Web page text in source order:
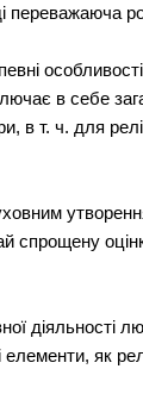
переважаюча
в себе
в т. ч. для
спрощену
діяльності
як